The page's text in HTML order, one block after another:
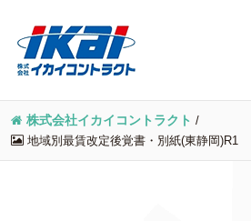
株式会社イカイコントラクト /
地域別最賃改定後覚書・別紙(東静岡)R1